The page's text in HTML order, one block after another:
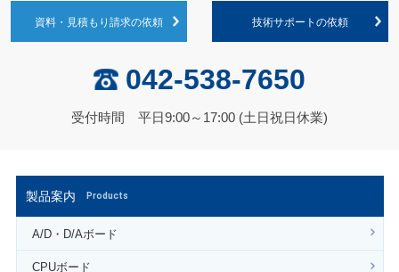
製品案内 Products
A/D・D/Aボード
CPUボード
資料・見積もり請求の依頼 技術サポートの依頼
042-538-7650
受付時間 平日9:00～17:00 (土日祝日休業)